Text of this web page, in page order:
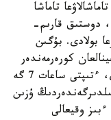
تاماشا
دوستىق قارىم-
بولادى. بۇگىن
جينالعان كورەرمەندەر
وسىنداي سۇلۋلىقتى تاماشالاۋعا شابىتتاندى، ءتىپتى ساعات 7 گە
ۇزىن
وقيعالى